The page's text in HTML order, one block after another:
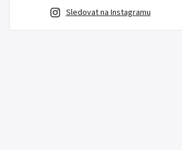
Sledovat na Instagramu